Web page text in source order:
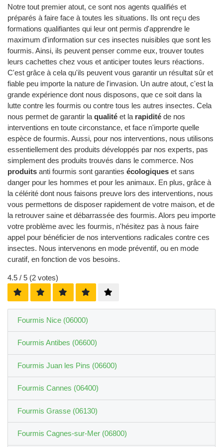
Notre tout premier atout, ce sont nos agents qualifiés et
préparés à faire face à toutes les situations. Ils ont reçu des
formations qualifiantes qui leur ont permis d'apprendre le
maximum d'information sur ces insectes nuisibles que sont les
fourmis. Ainsi, ils peuvent penser comme eux, trouver toutes
leurs cachettes chez vous et anticiper toutes leurs réactions.
C'est grâce à cela qu'ils peuvent vous garantir un résultat sûr et
fiable peu importe la nature de l'invasion. Un autre atout, c'est la
grande expérience dont nous disposons, que ce soit dans la
lutte contre les fourmis ou contre tous les autres insectes. Cela
nous permet de garantir la qualité et la rapidité de nos
interventions en toute circonstance, et face n'importe quelle
espèce de fourmis. Aussi, pour nos interventions, nous utilisons
essentiellement des produits développés par nos experts, pas
simplement des produits trouvés dans le commerce. Nos
produits anti fourmis sont garanties écologiques et sans
danger pour les hommes et pour les animaux. En plus, grâce à
la célérité dont nous faisons preuve lors des interventions, nous
vous permettons de disposer rapidement de votre maison, et de
la retrouver saine et débarrassée des fourmis. Alors peu importe
votre problème avec les fourmis, n'hésitez pas à nous faire
appel pour bénéficier de nos interventions radicales contre ces
insectes. Nous intervenons en mode préventif, ou en mode
curatif, en fonction de vos besoins.
4.5 / 5 (2 votes)
Fourmis Nice (06000)
Fourmis Antibes (06600)
Fourmis Juan les Pins (06600)
Fourmis Cannes (06400)
Fourmis Grasse (06130)
Fourmis Cagnes-sur-Mer (06800)